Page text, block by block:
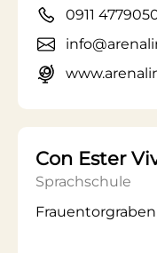
0911
Con Ester
Sprachschule